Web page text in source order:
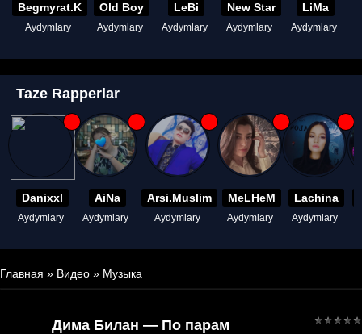
Begmyrat.K
Aydymlary
Old Boy
Aydymlary
LeBi
Aydymlary
New Star
Aydymlary
LiMa
Aydymlary
Taze Rapperlar
Danixxl
Aydymlary
AiNa
Aydymlary
Arsi.Muslim
Aydymlary
MeLHeM
Aydymlary
Lachina
Aydymlary
Главная » Видео » Музыка
Дима Билан — По парам